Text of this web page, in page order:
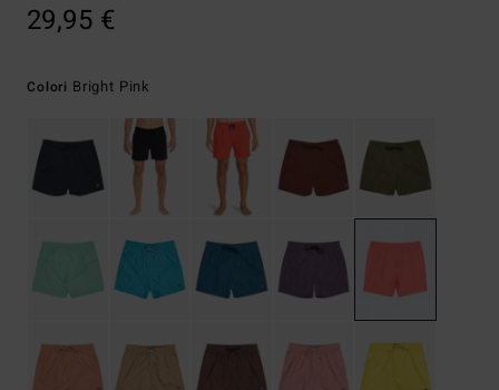
29,95 €
Colori Bright Pink